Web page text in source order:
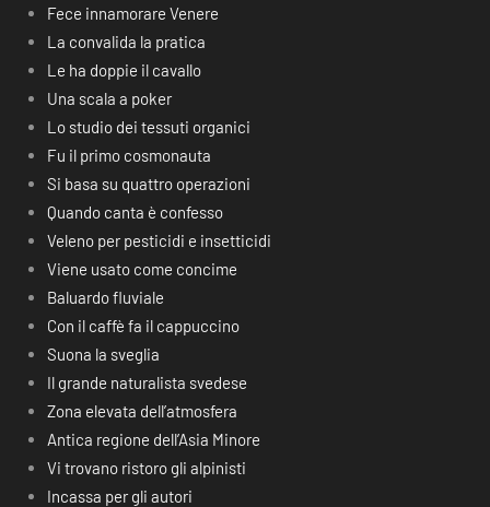
Fece innamorare Venere
La convalida la pratica
Le ha doppie il cavallo
Una scala a poker
Lo studio dei tessuti organici
Fu il primo cosmonauta
Si basa su quattro operazioni
Quando canta è confesso
Veleno per pesticidi e insetticidi
Viene usato come concime
Baluardo fluviale
Con il caffè fa il cappuccino
Suona la sveglia
Il grande naturalista svedese
Zona elevata dell’atmosfera
Antica regione dell’Asia Minore
Vi trovano ristoro gli alpinisti
Incassa per gli autori